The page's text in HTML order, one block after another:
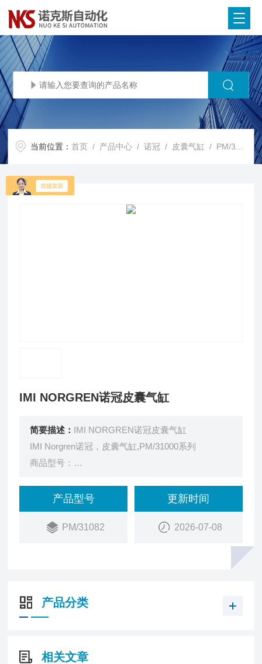
当前位置：首页 / 产品中心 /诺冠 / 皮囊气缸 / PM/31082IMI NORGREN诺冠皮囊气缸
IMI NORGREN诺冠皮囊气缸
简要描述： IMI NORGREN诺冠皮囊气缸
IMI Norgren诺冠，皮囊气缸,PM/31000系列
商品型号：
订货号：
16CX1042
销量：
产品型号
PM/31082
更新时间
2026-07-08
产品分类
相关文章